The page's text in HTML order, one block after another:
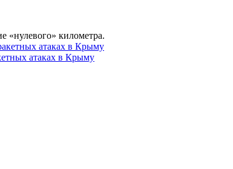
«нулевого» километра.
атаках в Крыму